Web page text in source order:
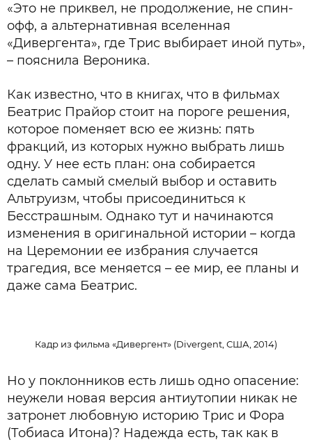
«Это не приквел, не продолжение, не спин-
офф, а альтернативная вселенная
«Дивергента», где Трис выбирает иной путь»,
– пояснила Вероника.
Как известно, что в книгах, что в фильмах
Беатрис Прайор стоит на пороге решения,
которое поменяет всю ее жизнь: пять
фракций, из которых нужно выбрать лишь
одну. У нее есть план: она собирается
сделать самый смелый выбор и оставить
Альтруизм, чтобы присоединиться к
Бесстрашным. Однако тут и начинаются
изменения в оригинальной истории – когда
на Церемонии ее избрания случается
трагедия, все меняется – ее мир, ее планы и
даже сама Беатрис.
Кадр из фильма «Дивергент» (Divergent, США, 2014)
Но у поклонников есть лишь одно опасение:
неужели новая версия антиутопии никак не
затронет любовную историю Трис и Фора
(Тобиаса Итона)? Надежда есть, так как в